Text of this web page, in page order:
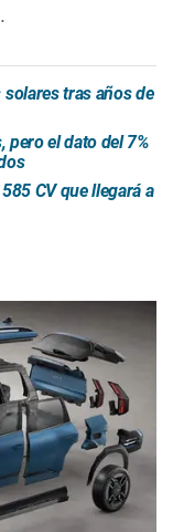
tras años de
pero el dato del 7%
CV que llegará a